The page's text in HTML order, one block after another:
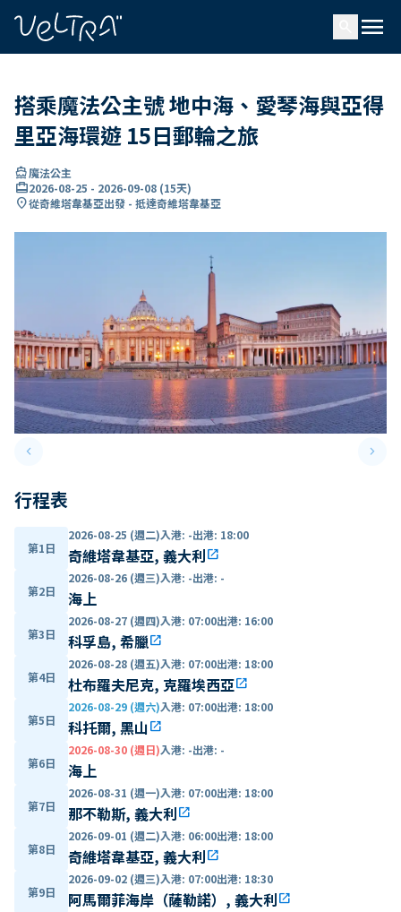
menu
搭乘魔法公主號 地中海、愛琴海與亞得
里亞海環遊 15日郵輪之旅
directions_boat魔法公主
card_travel2026-08-25 - 2026-09-08 (15天)
location_on從奇維塔韋基亞出發 - 抵達奇維塔韋基亞
keyboard_arrow_leftPrevious slide keyboard_arrow_right
行程表
第1日
2026-08-25 (週二)入港: -出港: 18:00
奇維塔韋基亞, 義大利open_in_new
第2日
2026-08-26 (週三)入港: -出港: -
海上
第3日
2026-08-27 (週四)入港: 07:00出港: 16:00
科孚島, 希臘open_in_new
第4日
2026-08-28 (週五)入港: 07:00出港: 18:00
杜布羅夫尼克, 克羅埃西亞open_in_new
第5日
2026-08-29 (週六)入港: 07:00出港: 18:00
科托爾, 黑山 open_in_new
第6日
2026-08-30 (週日)入港: -出港: -
海上
第7日
2026-08-31 (週一)入港: 07:00出港: 18:00
那不勒斯, 義大利open_in_new
第8日
2026-09-01 (週二)入港: 06:00出港: 18:00
奇維塔韋基亞, 義大利open_in_new
第9日
2026-09-02 (週三)入港: 07:00出港: 18:30
阿馬爾菲海岸（薩勒諾）, 義大利open_in_new